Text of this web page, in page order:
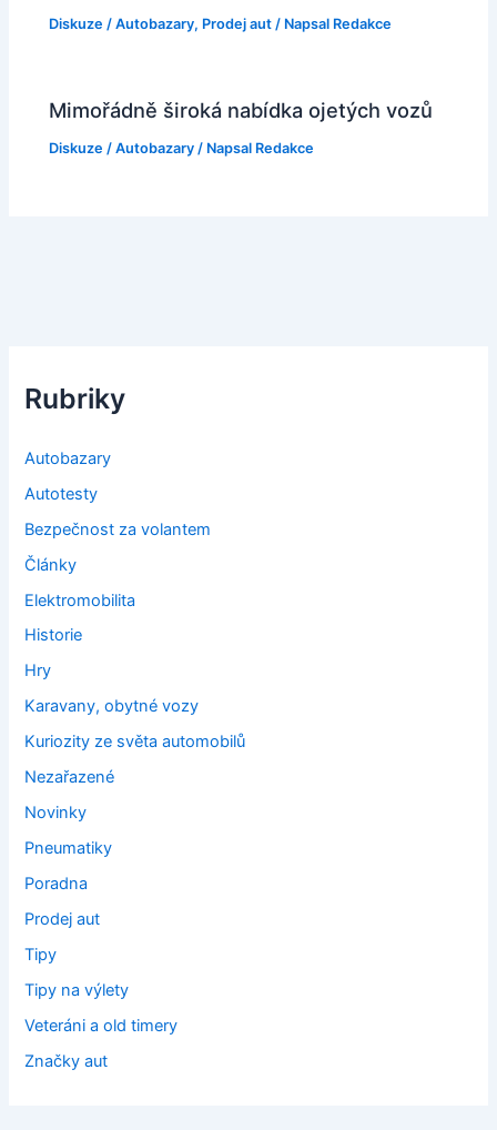
Diskuze /Autobazary, Prodej aut / Napsal Redakce
Mimořádně široká nabídka ojetých vozů
Diskuze /Autobazary / Napsal Redakce
Rubriky
Autobazary
Autotesty
Bezpečnost za volantem
Články
Elektromobilita
Historie
Hry
Karavany, obytné vozy
Kuriozity ze světa automobilů
Nezařazené
Novinky
Pneumatiky
Poradna
Prodej aut
Tipy
Tipy na výlety
Veteráni a old timery
Značky aut